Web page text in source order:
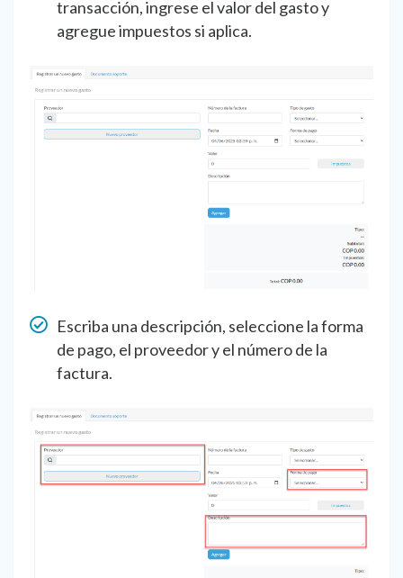
transacción, ingrese el valor del gasto y
agregue impuestos si aplica.
Escriba una descripción, seleccione la forma
de pago, el proveedor y el número de la
factura.